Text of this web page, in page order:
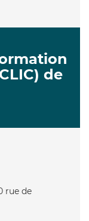
de
rue de